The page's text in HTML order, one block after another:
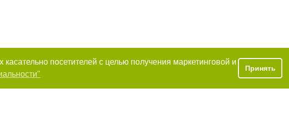
посетителей с целью получения маркетинговой и
Принять